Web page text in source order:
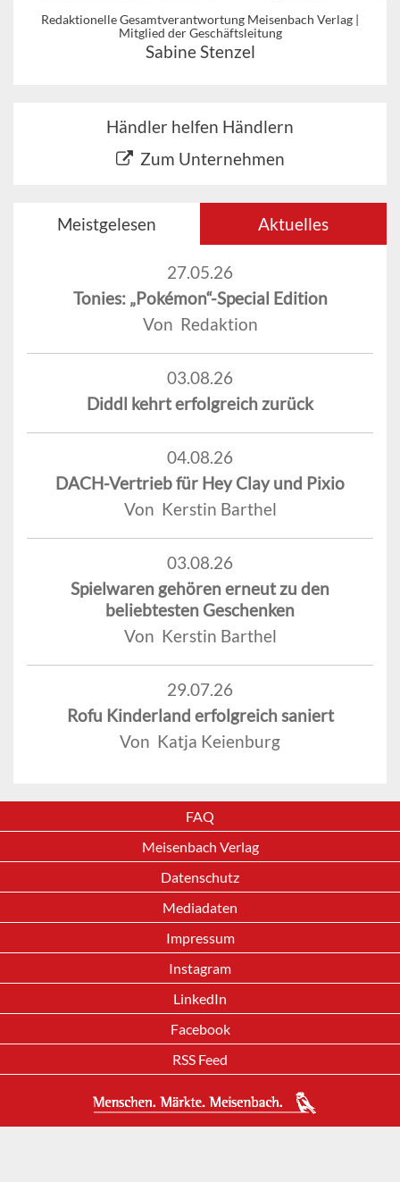
Redaktionelle Gesamtverantwortung Meisenbach Verlag |
Mitglied der Geschäftsleitung
Sabine Stenzel
Händler helfen Händlern
Zum Unternehmen
Meistgelesen Aktuelles
27.05.26
Tonies: „Pokémon“-Special Edition
Von Redaktion
03.08.26
Diddl kehrt erfolgreich zurück
04.08.26
DACH-Vertrieb für Hey Clay und Pixio
Von Kerstin Barthel
03.08.26
Spielwaren gehören erneut zu den
beliebtesten Geschenken
Von Kerstin Barthel
29.07.26
Rofu Kinderland erfolgreich saniert
Von Katja Keienburg
FAQ
Meisenbach Verlag
Datenschutz
Mediadaten
Impressum
Instagram
LinkedIn
Facebook
RSS Feed